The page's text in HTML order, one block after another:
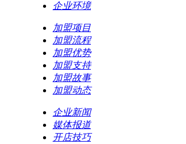
企业环境
加盟项目
加盟流程
加盟优势
加盟支持
加盟故事
加盟动态
企业新闻
媒体报道
开店技巧